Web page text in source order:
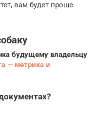
вам будет проще
будущему владельцу
— метрика и